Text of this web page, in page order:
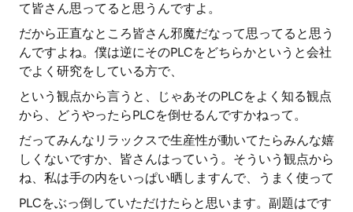
て皆さん思ってると思うんですよ。
だから正直なところ皆さん邪魔だなって思ってると思う
んですよね。僕は逆にそのPLCをどちらかというと会社
でよく研究をしている方で、
という観点から言うと、じゃあそのPLCをよく知る観点
から、どうやったらPLCを倒せるんですかねって。
だってみんなリラックスで生産性が動いてたらみんな嬉
しくないですか、皆さんはっていう。そういう観点から
ね、私は手の内をいっぱい晒しますんで、うまく使って
PLCをぶっ倒していただけたらと思います。副題はです